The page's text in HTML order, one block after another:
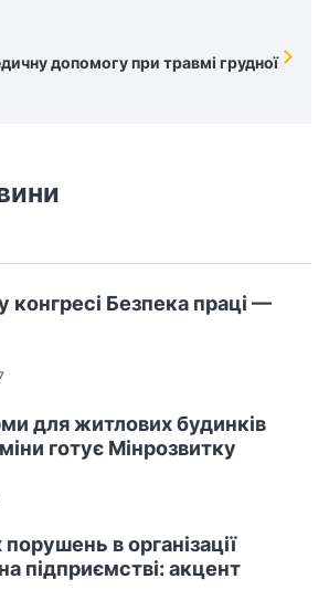
допомогу при травмі грудної
конгресі Безпека праці —
для житлових будинків
готує Мінрозвитку
в організації
підприємстві: акцент